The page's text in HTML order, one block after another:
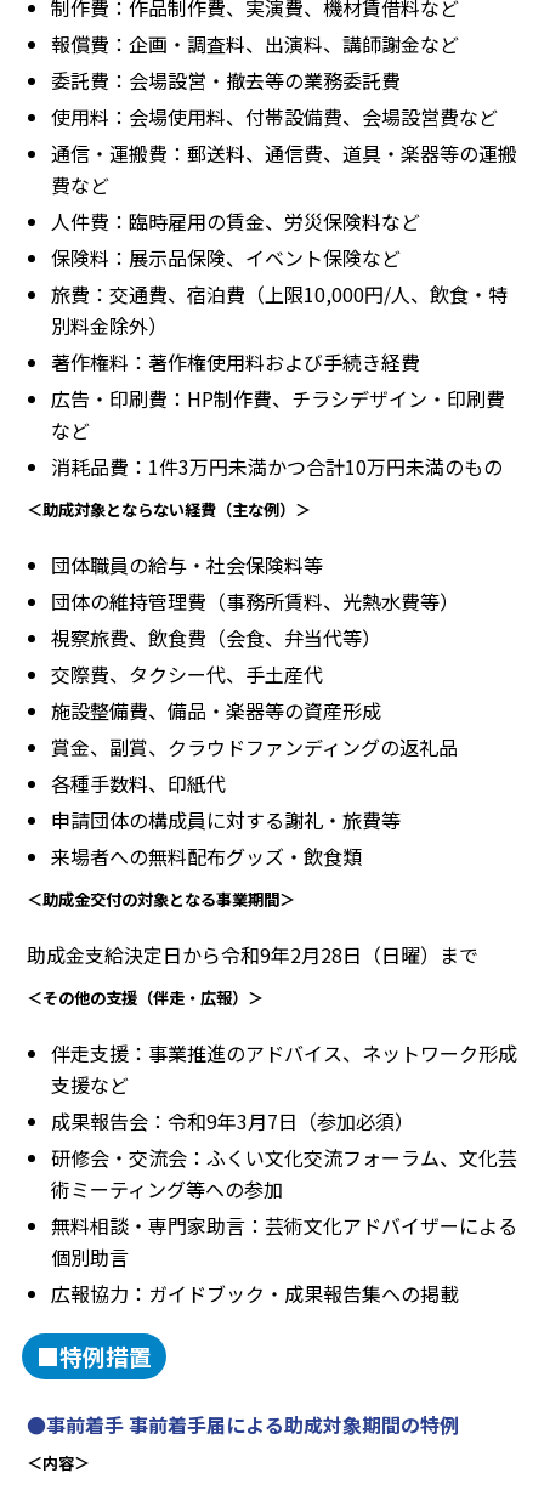
制作費：作品制作費、実演費、機材賃借料など
報償費：企画・調査料、出演料、講師謝金など
委託費：会場設営・撤去等の業務委託費
使用料：会場使用料、付帯設備費、会場設営費など
通信・運搬費：郵送料、通信費、道具・楽器等の運搬
費など
人件費：臨時雇用の賃金、労災保険料など
保険料：展示品保険、イベント保険など
旅費：交通費、宿泊費（上限10,000円/人、飲食・特
別料金除外）
著作権料：著作権使用料および手続き経費
広告・印刷費：HP制作費、チラシデザイン・印刷費
など
消耗品費：1件3万円未満かつ合計10万円未満のもの
＜助成対象とならない経費（主な例）＞
団体職員の給与・社会保険料等
団体の維持管理費（事務所賃料、光熱水費等）
視察旅費、飲食費（会食、弁当代等）
交際費、タクシー代、手土産代
施設整備費、備品・楽器等の資産形成
賞金、副賞、クラウドファンディングの返礼品
各種手数料、印紙代
申請団体の構成員に対する謝礼・旅費等
来場者への無料配布グッズ・飲食類
＜助成金交付の対象となる事業期間＞
助成金支給決定日から令和9年2月28日（日曜）まで
＜その他の支援（伴走・広報）＞
伴走支援：事業推進のアドバイス、ネットワーク形成
支援など
成果報告会：令和9年3月7日（参加必須）
研修会・交流会：ふくい文化交流フォーラム、文化芸
術ミーティング等への参加
無料相談・専門家助言：芸術文化アドバイザーによる
個別助言
広報協力：ガイドブック・成果報告集への掲載
■特例措置
●事前着手 事前着手届による助成対象期間の特例
＜内容＞